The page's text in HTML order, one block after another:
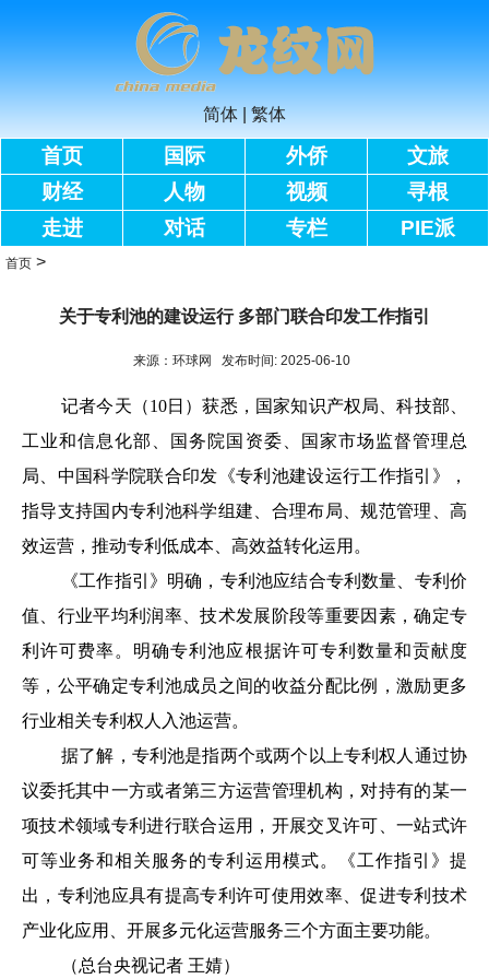
简体 繁体
首页 国际 外侨
文旅
财经
人物 视频
寻根
走进
对话 专栏 PIE派
首页 >
关于专利池的建设运行 多部门联合印发工作指引
来源：环球网 发布时间: 2025-06-10
记者今天（10日）获悉，国家知识产权局、科技部、
工业和信息化部、国务院国资委、国家市场监督管理总
局、中国科学院联合印发《专利池建设运行工作指引》，
指导支持国内专利池科学组建、合理布局、规范管理、高
效运营，推动专利低成本、高效益转化运用。
《工作指引》明确，专利池应结合专利数量、专利价
值、行业平均利润率、技术发展阶段等重要因素，确定专
利许可费率。明确专利池应根据许可专利数量和贡献度
等，公平确定专利池成员之间的收益分配比例，激励更多
行业相关专利权人入池运营。
据了解，专利池是指两个或两个以上专利权人通过协
议委托其中一方或者第三方运营管理机构，对持有的某一
项技术领域专利进行联合运用，开展交叉许可、一站式许
可等业务和相关服务的专利运用模式。《工作指引》提
出，专利池应具有提高专利许可使用效率、促进专利技术
产业化应用、开展多元化运营服务三个方面主要功能。
（总台央视记者 王婧）